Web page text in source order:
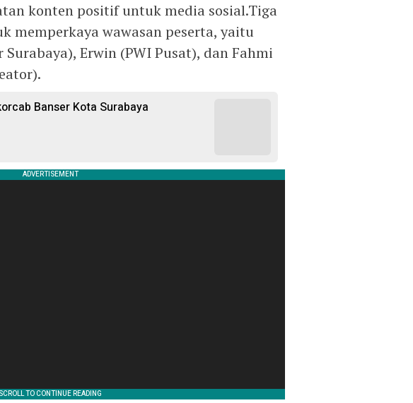
konten positif untuk media sosial.Tiga
memperkaya wawasan peserta, yaitu
Erwin (PWI Pusat), dan Fahmi
Banser Kota Surabaya